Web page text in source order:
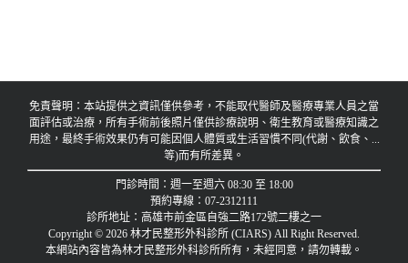
免責聲明：本站提供之資訊僅供參考，不能取代醫師及醫療專業人員之當
面評估或治療，所有手術前後照片僅供診療說明、衛生教育或醫療知識之
用途，最終手術效果仍有可能因個人體質或生活習慣不同(代謝、飲食、...
等)而有所差異。
門診時間：週一至週六 08:30 至 18:00
預約專線：07-2312111
診所地址：高雄市前金區自強二路172號二樓之一
Copyright © 2026 林才民整形外科診所 (CIARS) All Right Reserved.
本網站內容皆為林才民整形外科診所所有，未經同意，請勿轉載。